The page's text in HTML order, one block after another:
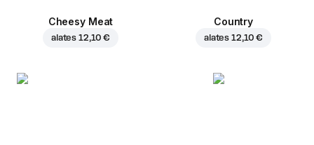
Cheesy Meat
alates 12,10 €
Country
alates 12,10 €